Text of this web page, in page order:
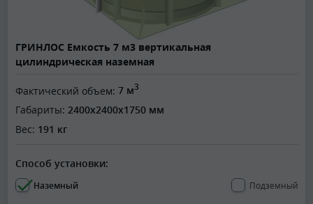
ГРИНЛОС Емкость 7 м3 вертикальная
цилиндрическая наземная
Фактический объем: 7 м3
Габариты: 2400x2400x1750 мм
Вес: 191 кг
Способ установки:
Наземный Подземный